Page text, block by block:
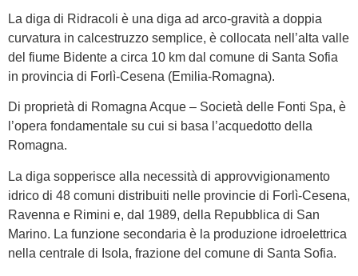
La diga di Ridracoli è una diga ad arco-gravità a doppia
curvatura in calcestruzzo semplice, è collocata nell’alta valle
del fiume Bidente a circa 10 km dal comune di Santa Sofia
in provincia di Forlì-Cesena (Emilia-Romagna).
Di proprietà di Romagna Acque – Società delle Fonti Spa, è
l’opera fondamentale su cui si basa l’acquedotto della
Romagna.
La diga sopperisce alla necessità di approvvigionamento
idrico di 48 comuni distribuiti nelle provincie di Forlì-Cesena,
Ravenna e Rimini e, dal 1989, della Repubblica di San
Marino. La funzione secondaria è la produzione idroelettrica
nella centrale di Isola, frazione del comune di Santa Sofia.